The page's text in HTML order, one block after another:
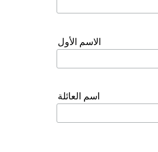
الاسم الأول
اسم العائلة